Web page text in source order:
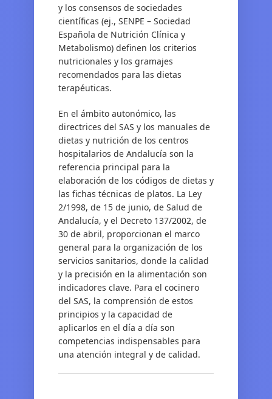
y los consensos de sociedades
científicas (ej., SENPE – Sociedad
Española de Nutrición Clínica y
Metabolismo) definen los criterios
nutricionales y los gramajes
recomendados para las dietas
terapéuticas.
En el ámbito autonómico, las
directrices del SAS y los manuales de
dietas y nutrición de los centros
hospitalarios de Andalucía son la
referencia principal para la
elaboración de los códigos de dietas y
las fichas técnicas de platos. La Ley
2/1998, de 15 de junio, de Salud de
Andalucía, y el Decreto 137/2002, de
30 de abril, proporcionan el marco
general para la organización de los
servicios sanitarios, donde la calidad
y la precisión en la alimentación son
indicadores clave. Para el cocinero
del SAS, la comprensión de estos
principios y la capacidad de
aplicarlos en el día a día son
competencias indispensables para
una atención integral y de calidad.